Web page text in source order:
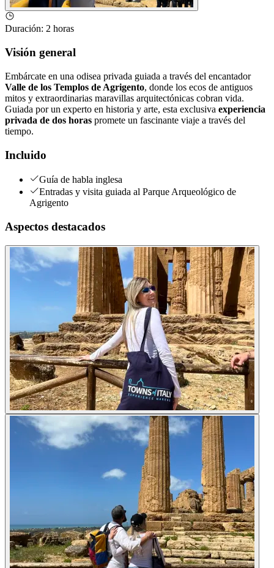
Duración: 2 horas
Visión general
Embárcate en una odisea privada guiada a través del encantador
Valle de los Templos de Agrigento, donde los ecos de antiguos
mitos y extraordinarias maravillas arquitectónicas cobran vida.
Guiada por un experto en historia y arte, esta exclusiva experiencia
privada de dos horas promete un fascinante viaje a través del
tiempo.
Incluido
Guía de habla inglesa
Entradas y visita guiada al Parque Arqueológico de
Agrigento
Aspectos destacados